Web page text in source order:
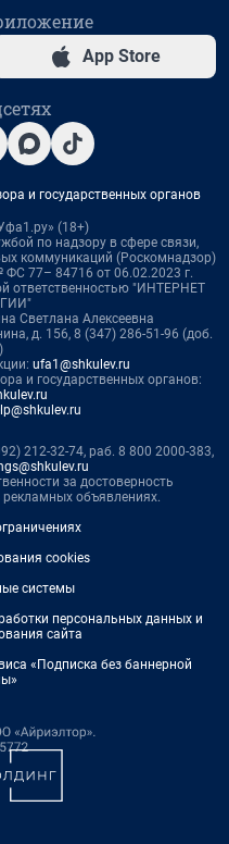
App Store
и государственных органов
(18+)
по надзору в сфере связи,
коммуникаций (Роскомнадзор)
77– 84716 от 06.02.2023 г.
ответственностью "ИНТЕРНЕТ
Светлана Алексеевна
д. 156, 8 (347) 286-51-96 (доб.
ufa1@shkulev.ru
и государственных органов:
212-32-74, раб. 8 800 2000-383,
за достоверность
объявлениях.
cookies
системы
персональных данных и
сайта
«Подписка без баннерной